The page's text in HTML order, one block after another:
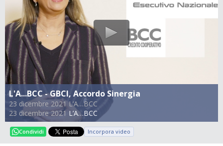
L'A...BCC - GBCI, Accordo Sinergia
23 dicembre 2021 L’A…BCC
23 dicembre 2021 L’A…BCC
Condividi Incorpora video